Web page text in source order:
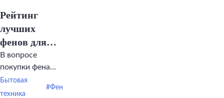
Рейтинг
лучших
фенов для
волос
В вопросе
покупки фена
существует два
полярных
Бытовая
техника
#Фен